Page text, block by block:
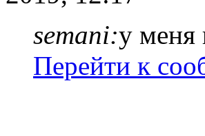
semani:у меня
Перейти к